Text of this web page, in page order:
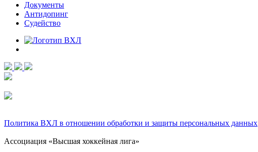
Документы
Антидопинг
Судейство
Политика ВХЛ в отношении обработки и защиты персональных данных
Ассоциация «Высшая хоккейная лига»